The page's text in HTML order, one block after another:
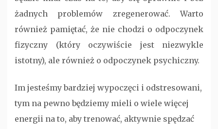
żadnych problemów zregenerować. Warto
również pamiętać, że nie chodzi o odpoczynek
fizyczny (który oczywiście jest niezwykle
istotny), ale również o odpoczynek psychiczny.
Im jesteśmy bardziej wypoczęci i odstresowani,
tym na pewno będziemy mieli o wiele więcej
energii na to, aby trenować, aktywnie spędzać